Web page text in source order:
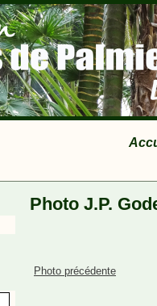
Photo J.P.
Photo précédente